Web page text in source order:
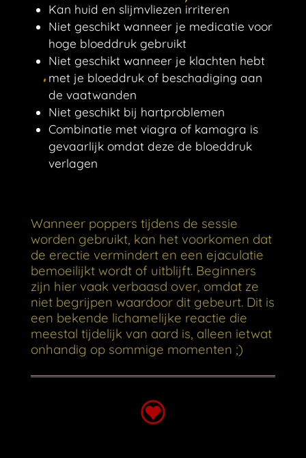
Kan huid en slijmvliezen irriteren
Niet geschikt wanneer je medicatie voor
hoge bloeddruk gebruikt
Niet geschikt wanneer je klachten hebt
met je bloeddruk of beschadiging aan
de vaatwanden
Niet geschikt bij hartproblemen
Combinatie met viagra of kamagra is
gevaarlijk omdat deze de bloeddruk
verlagen
Wanneer poppers tijdens de sessie
worden gebruikt, kan het voorkomen dat
de erectie vermindert en een ejaculatie
bemoeilijkt wordt of uitblijft. Beginners
zijn hier vaak verbaasd over, omdat ze
niet begrijpen waardoor dit gebeurt. Dit is
een bekende lichamelijke reactie die
meestal tijdelijk van aard is, alleen ietwat
onhandig op sommige momenten ;)